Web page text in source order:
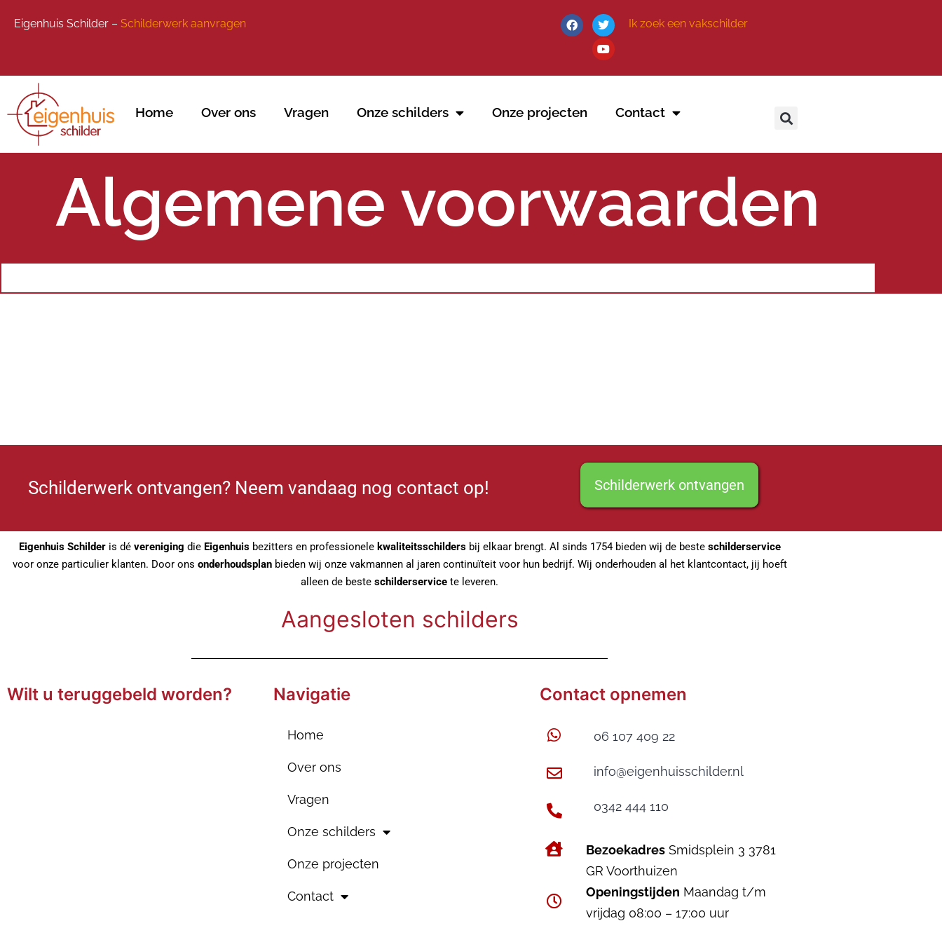
Eigenhuis Schilder – Schilderwerk aanvragen Ik zoek een vakschilder
Home Over ons Vragen Onze schilders Onze projecten Contact
Algemene voorwaarden
Schilderwerk ontvangen? Neem vandaag nog contact op! Schilderwerk ontvangen
Eigenhuis Schilderis dé vereniging die Eigenhuisbezitters en professionele kwaliteitsschildersbij elkaar brengt. Al sinds 1754 bieden wij de beste schilderservice
voor onze particulier klanten. Door ons onderhoudsplanbieden wij onze vakmannen al jaren continuïteit voor hun bedrijf. Wij onderhouden al het klantcontact, jij hoeft
alleen de beste schilderservice te leveren.
Aangesloten schilders
Wilt u teruggebeld worden? Navigatie
Home
Over ons
Vragen
Onze schilders
Onze projecten
Contact
Contact opnemen
06 107 409 22
info@eigenhuisschilder.nl
0342 444 110
BezoekadresSmidsplein 3 3781
GR Voorthuizen
Openingstijden Maandag t/m
vrijdag 08:00 – 17:00 uur